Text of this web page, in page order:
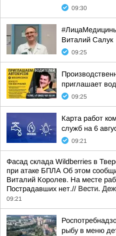
09:30
Виталий Салук
09:25
приглашает
09:25
Карта работ
служб на 6
09:21
Фасад склада Wildberries в
при атаке БПЛА Об этом
Виталий Королев. На месте
Пострадавших нет.// Вести.
09:21
рыбу в меню